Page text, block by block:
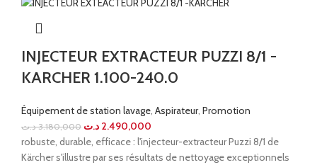
INJECTEUR EXTRACTEUR PUZZI 8/1 -
KARCHER 1.100-240.0
Équipement de station lavage, Aspirateur, Promotion
3.180,000 د.ت 2.490,000 د.ت
robuste, durable, efficace : l'injecteur-extracteur Puzzi 8/1 de
Kärcher s'illustre par ses résultats de nettoyage exceptionnels